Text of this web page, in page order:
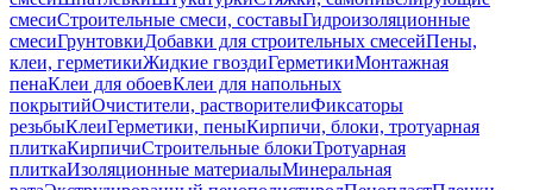
смесиСтроительные смеси, составыГидроизоляционные
смесиГрунтовкиДобавки для строительных смесейПены,
клеи, герметикиЖидкие гвоздиГерметикиМонтажная
пенаКлеи для обоевКлеи для напольных
покрытийОчистители, растворителиФиксаторы
резьбыКлеиГерметики, пеныКирпичи, блоки, тротуарная
плиткаКирпичиСтроительные блокиТротуарная
плиткаИзоляционные материалыМинеральная